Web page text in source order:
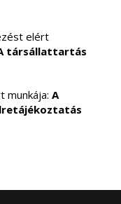
elért
társállattartás
munkája: A